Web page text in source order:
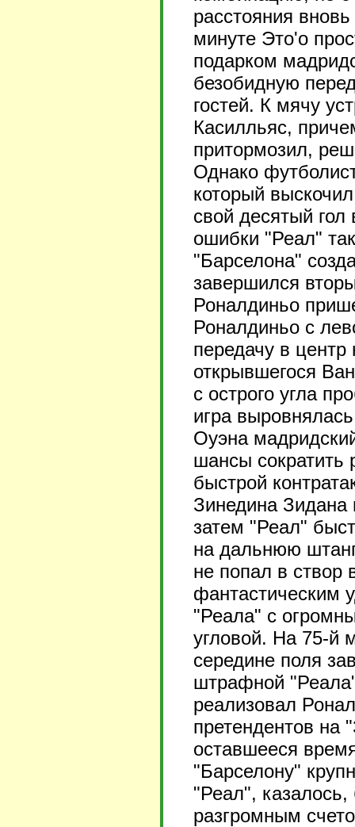
расстояния
минуте Это'о
подарком
безобидную
гостей. К мячу
Касилльяс,
притормозил,
Однако
который
свой десятый гол
ошибки "Реал"
"Барселона"
завершился
Роналдиньо
Роналдиньо с
передачу в
открывшегося
с острого угла
игра
Оуэна
шансы сократить
быстрой
Зинедина Зидана
затем "Реал"
на дальнюю
не попал в створ
фантастическим
"Реала" с
угловой. На 75-й
середине поля
штрафной
реализовал
претендентов на
оставшееся
"Барселону"
"Реал", казалось,
разгромным